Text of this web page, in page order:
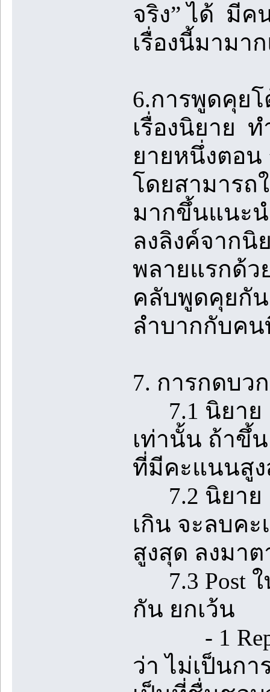
จริง” ได้ มีค
เรื่องนี้มามา
6.การพูดคุย
เรื่องนิยาย
ยายหนึ่งตอน
โดยสามารถ
มากขึ้นแนะน
ลงลิงค์จากนิ
พลายแรกด้ว
คลับพูดคุยกัน
ลำบากกับค
7. การกดบว
7.1 นิยาย
เท่านั้น ถ้าขึ้
ที่มีคะแนนสู
7.2 นิยาย 1
เกิน จะลบค
สูงสุด ลงมา
7.3 Post ใ
กัน ยกเว้น
- 1 Reply
ว่า ไม่เป็นก